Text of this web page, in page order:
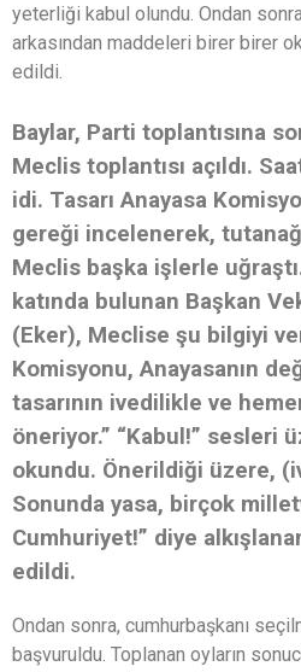
yeterliği kabul olundu. Ondan
arkasından maddeleri birer birer
edildi.
Baylar, Parti toplantısına
Meclis toplantısı açıldı.
idi. Tasarı Anayasa
gereği incelenerek,
Meclis başka işlerle
katında bulunan Başkan
(Eker), Meclise şu bilgiyi
Komisyonu, Anayasanın
tasarının ivedilikle ve
öneriyor.” “Kabul!” sesleri
okundu. Önerildiği üzere,
Sonunda yasa, birçok
Cumhuriyet!” diye
edildi.
Ondan sonra, cumhurbaşkanı
başvuruldu. Toplanan oyların